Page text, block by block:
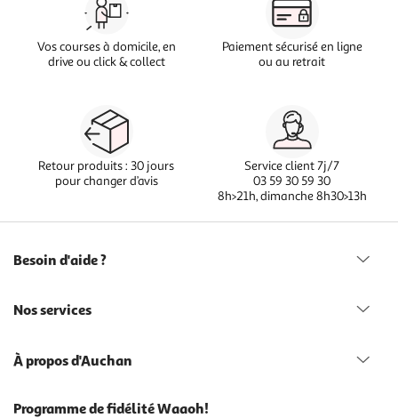
Vos courses à domicile, en
drive ou click & collect
Paiement sécurisé en ligne
ou au retrait
Retour produits : 30 jours
pour changer d’avis
Service client 7j/7
03 59 30 59 30
8h>21h, dimanche 8h30>13h
Besoin d'aide ?
Nos services
À propos d'Auchan
Programme de fidélité Waaoh!